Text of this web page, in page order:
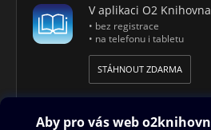
V aplikaci O2 Knihovna
• bez registrace
• na telefonu i tabletu
STÁHNOUT ZDARMA